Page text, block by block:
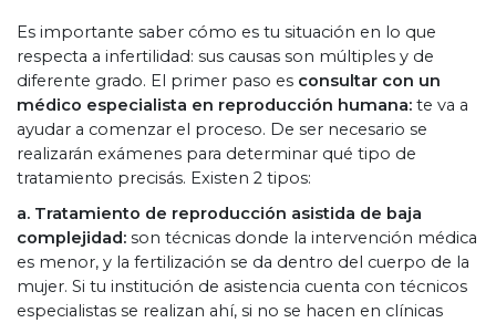
Es importante saber cómo es tu situación en lo que
respecta a infertilidad: sus causas son múltiples y de
diferente grado. El primer paso es consultar con un
médico especialista en reproducción humana: te va a
ayudar a comenzar el proceso. De ser necesario se
realizarán exámenes para determinar qué tipo de
tratamiento precisás. Existen 2 tipos:
a. Tratamiento de reproducción asistida de baja
complejidad: son técnicas donde la intervención médica
es menor, y la fertilización se da dentro del cuerpo de la
mujer. Si tu institución de asistencia cuenta con técnicos
especialistas se realizan ahí, si no se hacen en clínicas